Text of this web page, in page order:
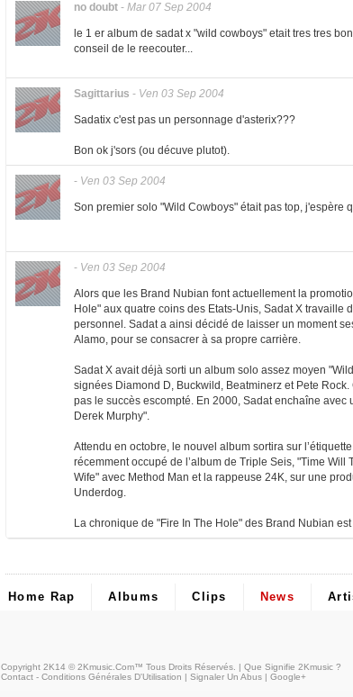
no doubt - Mar 07 Sep 2004
le 1 er album de sadat x "wild cowboys" etait tres tres
conseil de le reecouter...
Sagittarius - Ven 03 Sep 2004
Sadatix c'est pas un personnage d'asterix???
Bon ok j'sors (ou décuve plutot).
- Ven 03 Sep 2004
Son premier solo "Wild Cowboys" était pas top, j'espère
- Ven 03 Sep 2004
Alors que les Brand Nubian font actuellement la
Hole" aux quatre coins des Etats-Unis, Sadat X travaille
personnel. Sadat a ainsi décidé de laisser un moment
Alamo, pour se consacrer à sa propre carrière.
Sadat X avait déjà sorti un album solo assez moyen
signées Diamond D, Buckwild, Beatminerz et Pete
pas le succès escompté. En 2000, Sadat enchaîne avec
Derek Murphy".
Attendu en octobre, le nouvel album sortira sur
récemment occupé de l’album de Triple Seis, "Time
Wife" avec Method Man et la rappeuse 24K, sur une
Underdog.
La chronique de "Fire In The Hole" des Brand Nubian
Home Rap Albums Clips News
Copyright 2K14 © 2Kmusic.com™ Tous Droits Réservés . | Que Signifie 2Kmusic ?
Contact - Conditions Générales D'Utilisation | Signaler Un Abus | Google+